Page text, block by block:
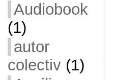
Audiobook
(1)
autor
colectiv(1)